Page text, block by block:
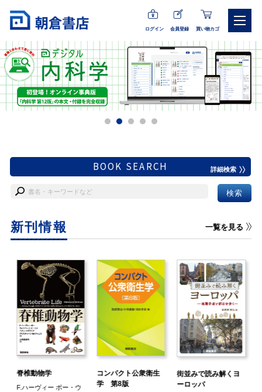
ログイン 会員登録 買い物カゴ
BOOK SEARCH 詳細検索
新刊情報 一覧を見る
脊椎動物学
F.ハーヴィー ポー・ウ
コンパクト公衆衛生
学 第8版
街並みで読み解くヨ
ーロッパ